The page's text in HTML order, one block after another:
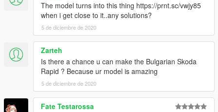
Le modèle sera mis à jours prochainement pour corrigé les
légères imperfections
Notre discord : https://discord.gg/77WWmCq
CREDITS
Modèle 3D : 3dstarving
Modèle financé par mes soins (Kilian)
Conversion : Kilian FSM
Texture : .Kenny
The model turns into this thing https://prnt.sc/vwjy85
when i get close to it..any solutions?
5 de diciembre de 2020
Zarteh
Is there a chance u can make the Bulgarian Skoda
Rapid ? Because ur model is amazing
5 de diciembre de 2020
Fate Testarossa